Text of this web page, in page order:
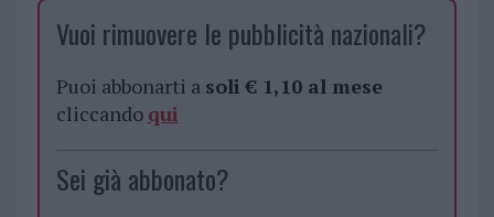
Vuoi rimuovere le pubblicità nazionali?
Puoi abbonarti a soli € 1,10 al mese
cliccando qui
Sei già abbonato?